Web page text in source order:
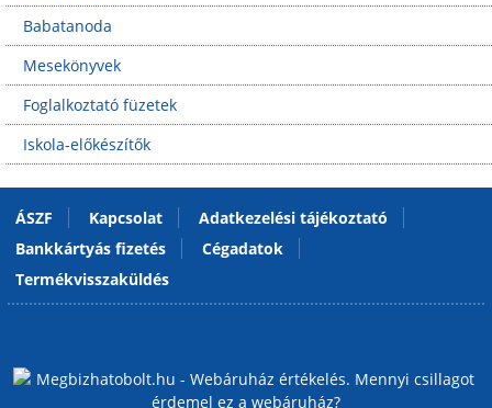
Babatanoda
Mesekönyvek
Foglalkoztató füzetek
Iskola-előkészítők
ÁSZF Kapcsolat
Adatkezelési tájékoztató
Bankkártyás fizetés
Cégadatok
Termékvisszaküldés